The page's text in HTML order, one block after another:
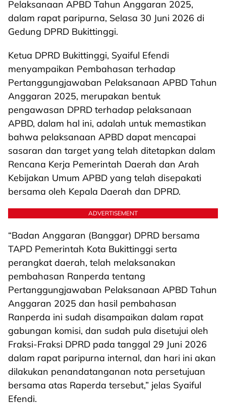
Pelaksanaan APBD Tahun Anggaran 2025,
dalam rapat paripurna, Selasa 30 Juni 2026 di
Gedung DPRD Bukittinggi.
Ketua DPRD Bukittinggi, Syaiful Efendi
menyampaikan Pembahasan terhadap
Pertanggungjawaban Pelaksanaan APBD Tahun
Anggaran 2025, merupakan bentuk
pengawasan DPRD terhadap pelaksanaan
APBD, dalam hal ini, adalah untuk memastikan
bahwa pelaksanaan APBD dapat mencapai
sasaran dan target yang telah ditetapkan dalam
Rencana Kerja Pemerintah Daerah dan Arah
Kebijakan Umum APBD yang telah disepakati
bersama oleh Kepala Daerah dan DPRD.
ADVERTISEMENT
“Badan Anggaran (Banggar) DPRD bersama
TAPD Pemerintah Kota Bukittinggi serta
perangkat daerah, telah melaksanakan
pembahasan Ranperda tentang
Pertanggungjawaban Pelaksanaan APBD Tahun
Anggaran 2025 dan hasil pembahasan
Ranperda ini sudah disampaikan dalam rapat
gabungan komisi, dan sudah pula disetujui oleh
Fraksi-Fraksi DPRD pada tanggal 29 Juni 2026
dalam rapat paripurna internal, dan hari ini akan
dilakukan penandatanganan nota persetujuan
bersama atas Raperda tersebut,” jelas Syaiful
Efendi.